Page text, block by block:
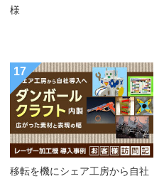
様
17
移転を機にシェア工房から自社